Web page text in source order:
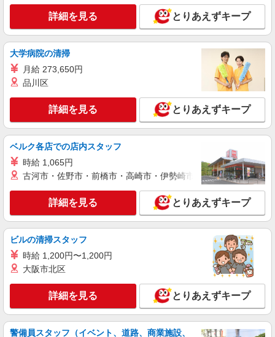
卒採用』のサポート事務★
時給1550円 【月収例】時給1550円×8時間×月
21日の場合＝26万0,400円（＋残業代）
愛知県名古屋市中区／最寄駅：伏見（愛知県）
駅、丸の内（愛知県）駅 ＜丸の内駅の出口から
すぐ目の前★＞桜通線の利用も便利！
詳細を見る
パーソルテンプスタッフ株式会社 名古屋コーディネートセンタ
ー/26-0619722
［来年1月末まで］勤怠管理or社保手続きな
ど、少しでも経験があればOK♪
時給1550円 【月収例】時給1550円×7時間×月
21日の場合＝227,850円＋残業代
愛知県名古屋市中区／最寄駅：栄（愛知県）
駅、久屋大通駅 ■名鉄瀬戸線 栄町からも通勤便
詳細を見る
紹介予定派遣
パーソルテンプスタッフ株式会社 キャリアプロモーションセンター
四課/26-0543813
［雑談OKな和やかオフィス］経理＋バックオ
詳細を見る とりあえずキープ
大学病院の清掃
月給 273,650円
品川区
詳細を見る とりあえずキープ
ベルク各店での店内スタッフ
時給 1,065円
古河市・佐野市・前橋市・高崎市・伊勢崎市・太田市・館林市
詳細を見る とりあえずキープ
ビルの清掃スタッフ
時給 1,200円〜1,200円
大阪市北区
詳細を見る とりあえずキープ
警備員スタッフ（イベント、道路、商業施設、